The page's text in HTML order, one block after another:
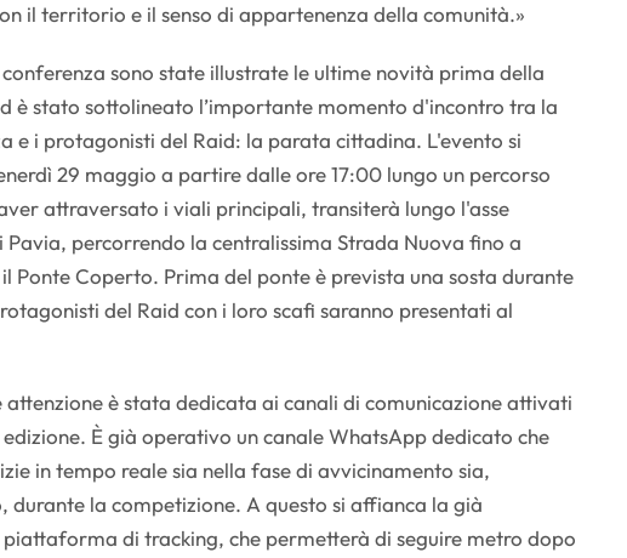
il territorio e il senso di appartenenza della comunità.»
sono state illustrate le ultime novità prima della
è stato sottolineato l’importante momento d'incontro tra la
e i protagonisti del Raid: la parata cittadina. L'evento si
29 maggio a partire dalle ore 17:00 lungo un percorso
attraversato i viali principali, transiterà lungo l'asse
Pavia, percorrendo la centralissima Strada Nuova fino a
Ponte Coperto. Prima del ponte è prevista una sosta durante
del Raid con i loro scafi saranno presentati al
attenzione è stata dedicata ai canali di comunicazione attivati
È già operativo un canale WhatsApp dedicato che
in tempo reale sia nella fase di avvicinamento sia,
durante la competizione. A questo si affianca la già
di tracking, che permetterà di seguire metro dopo